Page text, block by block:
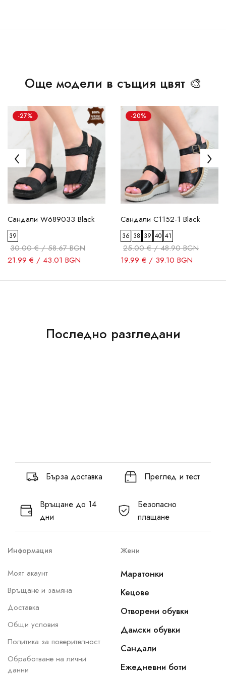
Още модели в същия цвят 🎨
-27%
Сандали W689033 Black
39
30.00 € / 58.67 BGN
21.99 € / 43.01 BGN
-20%
Сандали C1152-1 Black
36 38 39 40 41
25.00 € / 48.90 BGN
19.99 € / 39.10 BGN
Последно разгледани
Бърза доставка Преглед и тест
Връщане до 14
дни
Безопасно
плащане
Информация
Моят акаунт
Връщане и замяна
Доставка
Общи условия
Политика за поверителност
Обработване на лични
данни
Жени
Маратонки
Кецове
Отворени обувки
Дамски обувки
Сандали
Ежедневни боти